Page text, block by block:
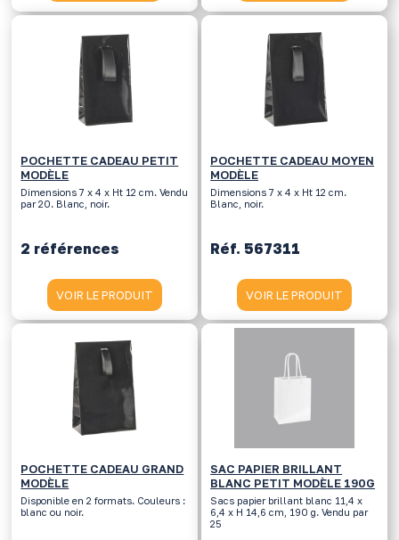
POCHETTE CADEAU PETIT
MODÈLE
Dimensions 7 x 4 x Ht 12 cm. Vendu
par 20. Blanc, noir.
2 références
VOIR LE PRODUIT
POCHETTE CADEAU MOYEN
MODÈLE
Dimensions 7 x 4 x Ht 12 cm.
Blanc, noir.
Réf. 567311
VOIR LE PRODUIT
POCHETTE CADEAU GRAND
MODÈLE
Disponible en 2 formats. Couleurs :
blanc ou noir.
SAC PAPIER BRILLANT
BLANC PETIT MODÈLE 190G
Sacs papier brillant blanc 11,4 x
6,4 x H 14,6 cm, 190 g. Vendu par
25